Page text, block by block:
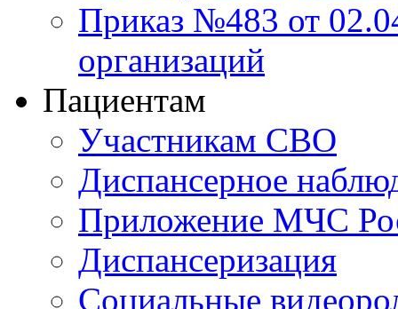
Приказ №483 от
организаций
Пациентам
Участникам СВО
Диспансерное
Приложение МЧС
Диспансеризация
Социальные